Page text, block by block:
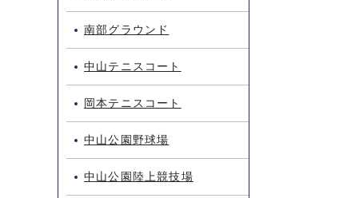
南部グラウンド
中山テニスコート
岡本テニスコート
中山公園野球場
中山公園陸上競技場